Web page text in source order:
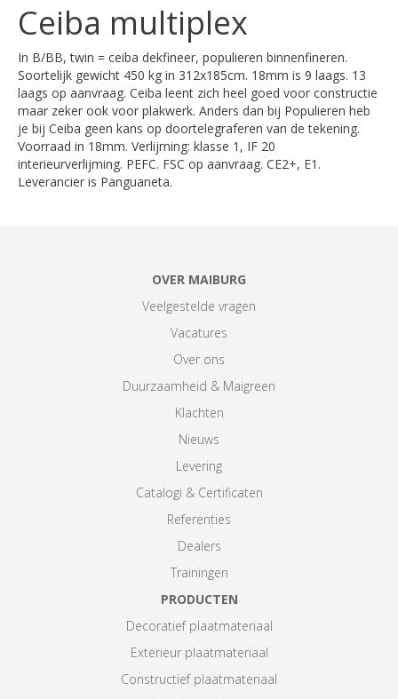
Ceiba multiplex
In B/BB, twin = ceiba dekfineer, populieren binnenfineren.
Soortelijk gewicht 450 kg in 312x185cm. 18mm is 9 laags. 13
laags op aanvraag. Ceiba leent zich heel goed voor constructie
maar zeker ook voor plakwerk. Anders dan bij Populieren heb
je bij Ceiba geen kans op doortelegraferen van de tekening.
Voorraad in 18mm. Verlijming: klasse 1, IF 20
interieurverlijming. PEFC. FSC op aanvraag. CE2+, E1.
Leverancier is Panguaneta.
OVER MAIBURG
Veelgestelde vragen
Vacatures
Over ons
Duurzaamheid & Maigreen
Klachten
Nieuws
Levering
Catalogi & Certificaten
Referenties
Dealers
Trainingen
PRODUCTEN
Decoratief plaatmateriaal
Exterieur plaatmateriaal
Constructief plaatmateriaal